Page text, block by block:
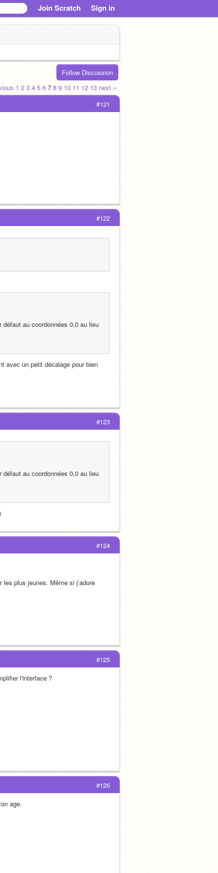
Join Scratch Sign in
Follow Discussion
1 2 3 4 5 6 7 8 9 10 11 12 13 next ››
#121
#122
au coordonnées 0,0 au lieu
avec un petit décalage pour bien
#123
au coordonnées 0,0 au lieu
#124
plus jeunes. Même si j’adore
#125
l'interface ?
#126
age.